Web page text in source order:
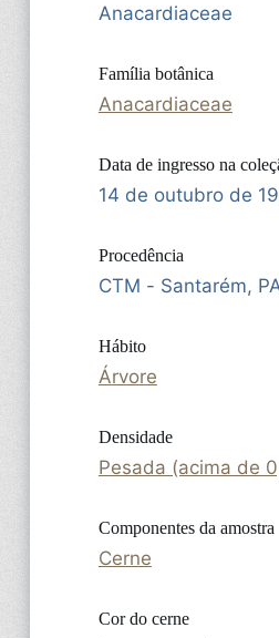
Anacardiaceae
Família botânica
Anacardiaceae
Data de ingresso na
14 de outubro de
Procedência
CTM - Santarém,
Hábito
Árvore
Densidade
Pesada (acima de
Componentes da amostra
Cerne
Cor do cerne